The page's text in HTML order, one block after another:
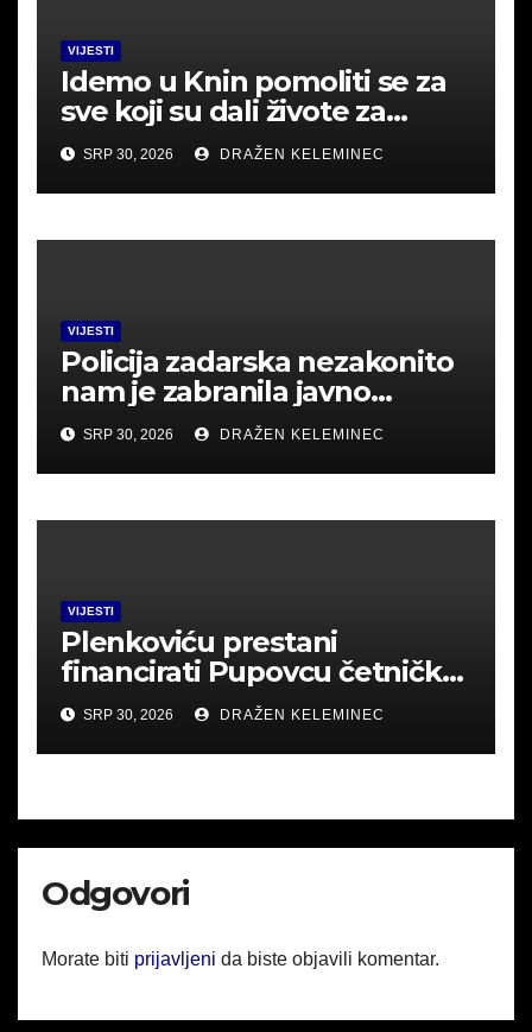
VIJESTI
Idemo u Knin pomoliti se za
sve koji su dali živote za
Hrvatsku.
SRP 30, 2026 DRAŽEN KELEMINEC
VIJESTI
Policija zadarska nezakonito
nam je zabranila javno
okupljanje u Srbu i mislila
uhititi .Poslušajte
SRP 30, 2026 DRAŽEN KELEMINEC
VIJESTI
Plenkoviću prestani
financirati Pupovcu četničke
derneke.
SRP 30, 2026 DRAŽEN KELEMINEC
Odgovori
Morate biti prijavljeni da biste objavili komentar.